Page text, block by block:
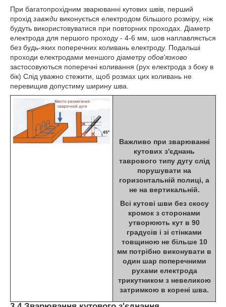
При багатопрохідним зварюванні кутових швів, перший
прохід завжди виконується електродом більшого розміру, ніж
будуть використовуватися при повторних проходах. Діаметр
електрода для першого проходу - 4-6 мм, шов наплавляється
без будь-яких поперечних коливань електроду. Подальші
проходи електродами меншого діаметру обов'язково
застосовуються поперечні коливання (рух електрода з боку в
бік) Слід уважно стежити, щоб розмах цих коливань не
перевищив допустиму ширину шва.
Важливо при зварюванні
кутових з'єднань
таврового типу дугу слід
порушувати на
горизонтальній полиці, а
не на вертикальній.
Всі кутові шви без скосу
кромок з сторонами
утворюють кут в 90
градусів і зі стінками
товщиною не більше 10
мм потрібно виконувати в
один шар поперечними
рухами електрода
трикутником з невеликою
затримкою в корені шва.